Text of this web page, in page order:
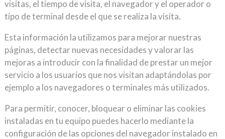
visitas, el tiempo de visita, el navegador y el operador o
tipo de terminal desde el que se realiza la visita.
Esta información la utilizamos para mejorar nuestras
páginas, detectar nuevas necesidades y valorar las
mejoras a introducir con la finalidad de prestar un mejor
servicio a los usuarios que nos visitan adaptándolas por
ejemplo a los navegadores o terminales más utilizados.
Para permitir, conocer, bloquear o eliminar las cookies
instaladas en tu equipo puedes hacerlo mediante la
configuración de las opciones del navegador instalado en